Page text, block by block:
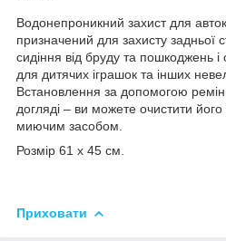
Водонепроникний захист для
призначений для захисту задньої
сидіння від бруду та пошкоджень
для дитячих іграшок та інших
Встановлення за допомогою
догляді – ви можете очистити
миючим засобом.
Розмір 61 х 45 см.
Приховати